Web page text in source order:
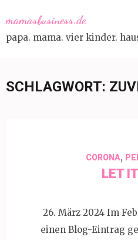
to
content
mamasbusiness.de
papa. mama. vier kinder.
SCHLAGWORT:
CORONA,
LET
26. März 2024 Im
einen Blog-Eintrag